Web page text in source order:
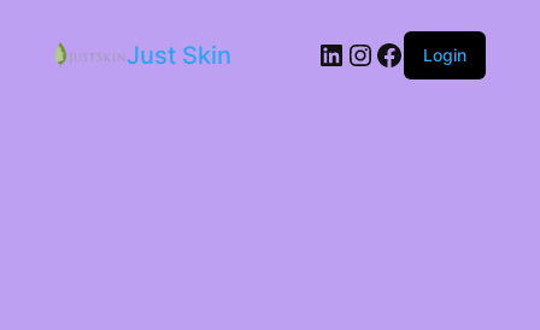
Just Skin LinkedIn
Instagram
Facebook
Login